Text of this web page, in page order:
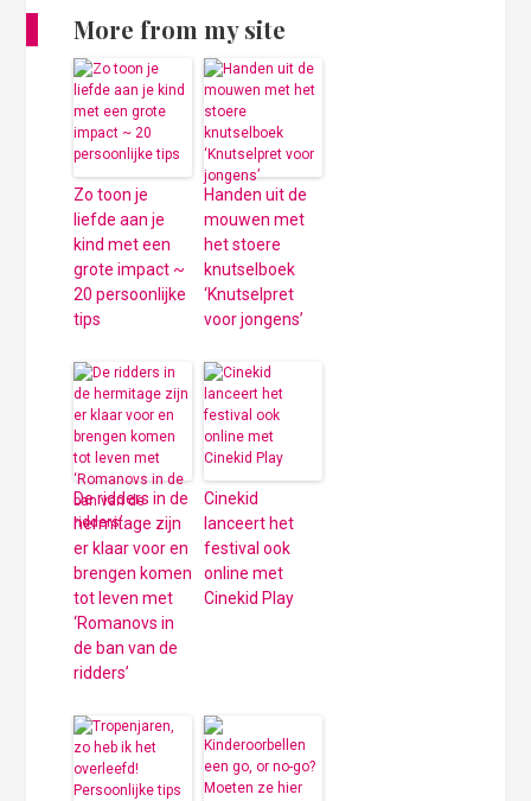
More from my site
Zo toon je
liefde aan je
kind met een
grote impact ~
20 persoonlijke
tips
Handen uit de
mouwen met
het stoere
knutselboek
‘Knutselpret
voor jongens’
De ridders in de
hermitage zijn
er klaar voor en
brengen komen
tot leven met
‘Romanovs in
de ban van de
ridders’
Cinekid
lanceert het
festival ook
online met
Cinekid Play